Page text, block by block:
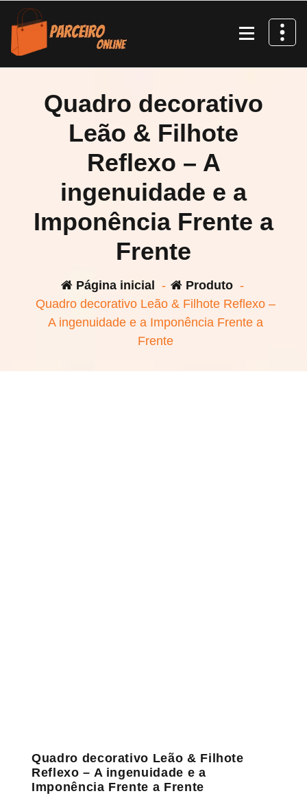
Pular
para
conteúdo
Quadro decorativo
Leão & Filhote
Reflexo – A
ingenuidade e a
Imponência Frente a
Frente
Página inicial - Produto -
Quadro decorativo Leão & Filhote Reflexo –
A ingenuidade e a Imponência Frente a
Frente
Quadro decorativo Leão & Filhote
Reflexo – A ingenuidade e a
Imponência Frente a Frente